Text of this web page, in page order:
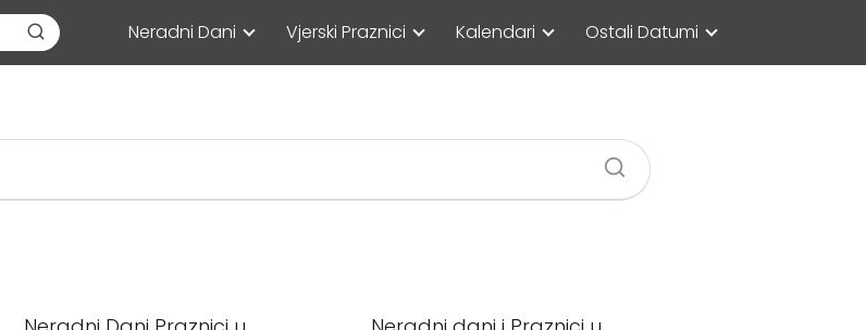
Neradni Dani Vjerski Praznici Kalendari Ostali Datumi